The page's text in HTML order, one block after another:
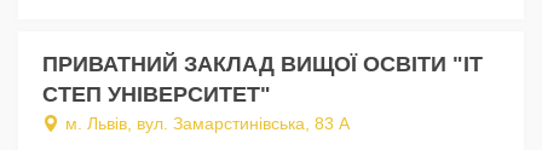
ПРИВАТНИЙ ЗАКЛАД ВИЩОЇ ОСВІТИ "ІТ
СТЕП УНІВЕРСИТЕТ"
м. Львів, вул. Замарстинівська, 83 А